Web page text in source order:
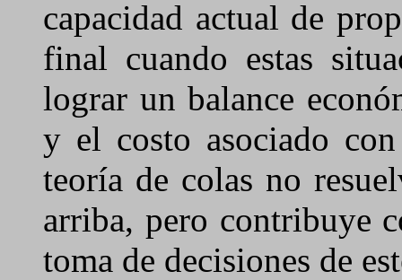
capacidad actual de
final cuando estas
lograr un balance
y el costo asociado
teoría de colas no
arriba, pero contribuye
toma de decisiones de